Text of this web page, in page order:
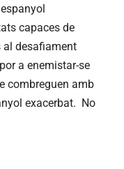
capaces de
al desafiament
a enemistar-se
combreguen amb
exacerbat. No